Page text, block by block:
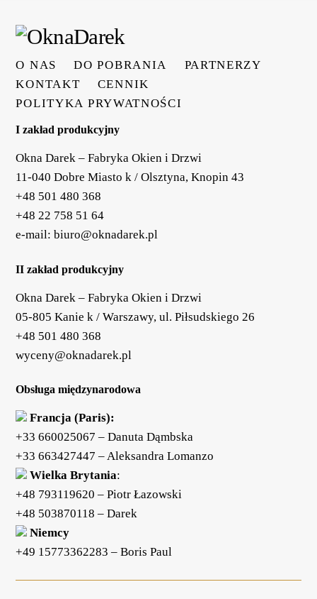
O NAS DO POBRANIA
PARTNERZY
KONTAKT
CENNIK
POLITYKA PRYWATNOŚCI
I zakład produkcyjny
Okna Darek – Fabryka Okien i Drzwi
11-040 Dobre Miasto k / Olsztyna, Knopin 43
+48 501 480 368
+48 22 758 51 64
e-mail:biuro@oknadarek.pl
II zakład produkcyjny
Okna Darek – Fabryka Okien i Drzwi
05-805 Kanie k / Warszawy, ul. Piłsudskiego 26
+48 501 480 368
wyceny@oknadarek.pl
Obsługa międzynarodowa
Francja (Paris):
+33 660025067 – Danuta Dąmbska
+33 663427447 – Aleksandra Lomanzo
Wielka Brytania:
+48 793119620 – Piotr Łazowski
+48 503870118 – Darek
Niemcy
+49 15773362283 – Boris Paul